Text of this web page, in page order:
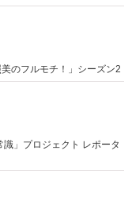
のフルモチ！」シーズン2
」プロジェクト レポータ